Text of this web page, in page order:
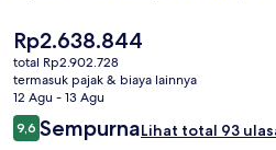
Harga
saat
ini
Rp2.638.844
Rp2.638.844
total Rp2.902.728
termasuk pajak & biaya lainnya
12 Agu - 13 Agu
Ulasan
9,69,6 dari 10
SempurnaLihat total 93